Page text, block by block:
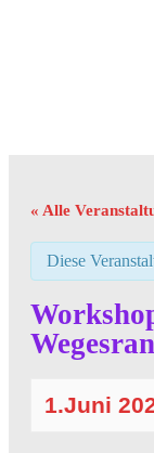
« Alle
Diese
1.Juni